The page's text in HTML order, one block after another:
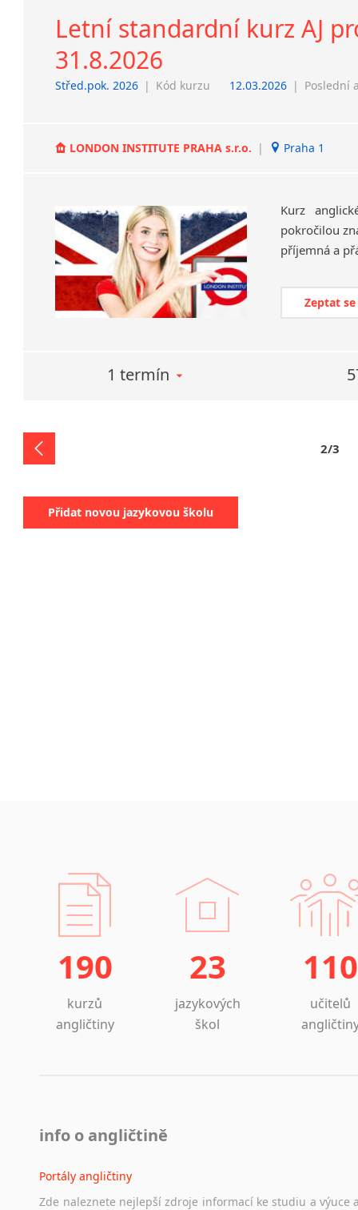
Letní standardní kurz AJ
31.8.2026
Střed.pok. 2026 | Kód kurzu 12.03.2026 | Poslední
LONDON INSTITUTE PRAHA s.r.o. | Praha 1
Kurz
pokročilou
Zeptat
1 termín
2/3
Přidat novou jazykovou školu
190
kurzů
angličtiny
23
jazykových
škol
110
učitelů
info o angličtině
Portály angličtiny
Zde naleznete nejlepší zdroje informací ke studiu a výuce